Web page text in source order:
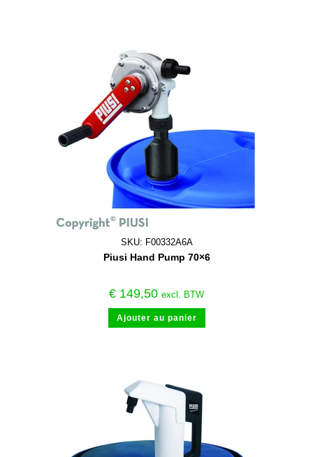
SKU: F00332A6A
Piusi Hand Pump 70×6
€ 149,50 excl. BTW
Ajouter au panier